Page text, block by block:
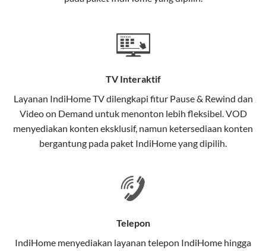
satu paket.
Teknologi di Balik WiFi IndiHome
Wifi IndiHome menggunakan teknologi Fiber To The
menggunakan kabel serat optik hingga ke rumah
pelanggan. Teknologi ini memiliki beberapa
keunggulan:
Kecepatan Tinggi
dibandingkan kabel tembaga atau DSL.
elektromagnetik, sehingga koneksi tetap lancar.
TV Interaktif
Layanan IndiHome TVdilengkapi fitur Pause & Rewind dan
Video on Demand untuk menonton lebih fleksibel. VOD
menyediakan konten eksklusif, namun ketersediaan konten
bergantung pada paket IndiHome yang dipilih.
Telepon
IndiHome menyediakan layanan telepon IndiHome hingga